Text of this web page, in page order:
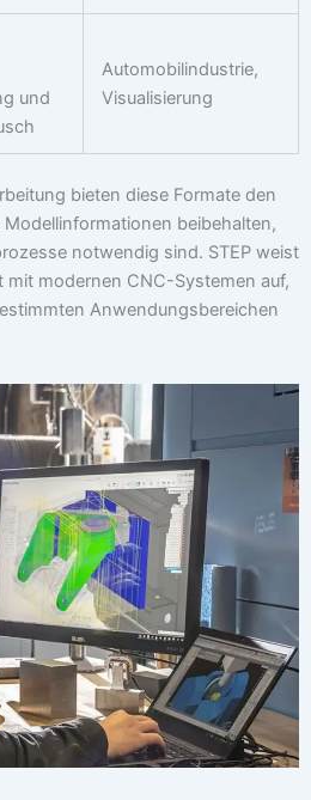
und
Automobilindustrie,
Visualisierung
bieten diese Formate den
beibehalten,
notwendig sind. STEP weist
modernen CNC-Systemen auf,
Anwendungsbereichen